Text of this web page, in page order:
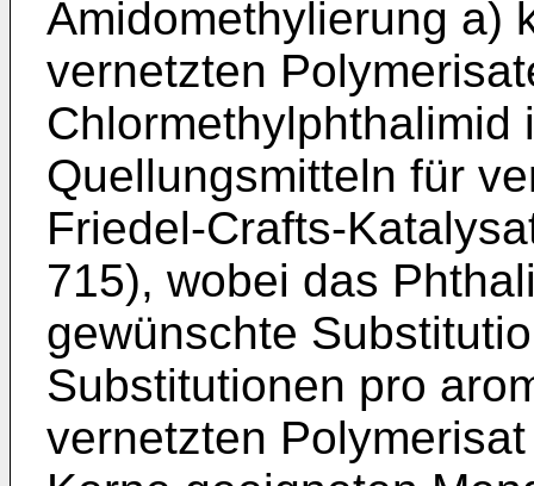
Amidomethylierung a)
vernetzten
Chlormethylphthalimid
Quellungsmitteln für
Friedel-Crafts-
715), wobei das
gewünschte
Substitutionen pro
vernetzten